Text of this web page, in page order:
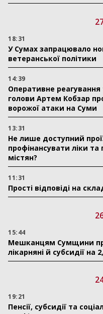
18:31
У Сумах запрацювало
ветеранської політики
14:39
Оперативне реагування
голови Артем Кобзар
ворожої атаки на Суми
13:31
Не лише доступний
профінансувати ліки
містян?
11:31
Прості відповіді на
15:44
Мешканцям Сумщини
лікарняні й субсидії на
19:21
Пенсії, субсидії та